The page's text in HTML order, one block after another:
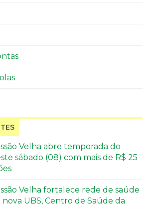
Velha abre temporada do
sábado (08) com mais de R$ 25
Velha fortalece rede de saúde
UBS, Centro de Saúde da